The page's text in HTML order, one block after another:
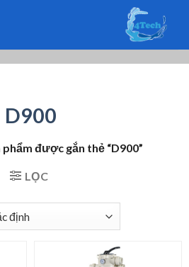
D900
phẩm được gắn thẻ “D900”
LỌC